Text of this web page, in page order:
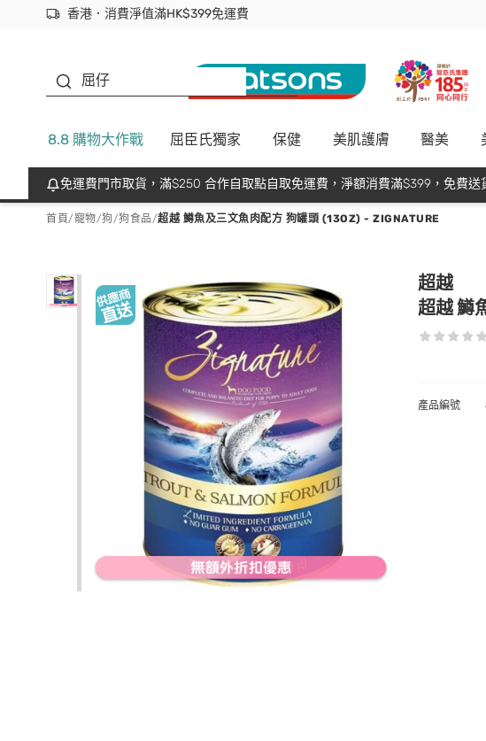
香港．消費淨值滿HK$399免運費
立即成為易賞錢會員盡享獨家優惠
首次APP下單買滿$450 輸入 NEWAPP 即減$50
屈仔
8.8 購物大作戰 屈臣氏獨家 保健 美肌護膚 醫美
免運費門市取貨，滿$250 合作自取點自取免運費，淨額消費滿$399，免費送
首頁/寵物/狗/狗食品/超越 鱒魚及三文魚肉配方 狗罐頭 (13OZ) - ZIGNATURE
超越
超越 鱒
產品編號